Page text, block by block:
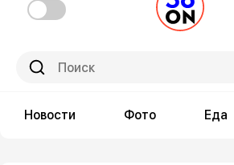
Новости Фото Еда